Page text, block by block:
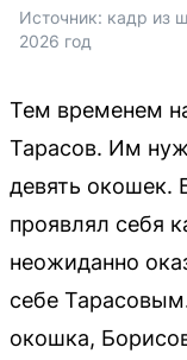
Источник: кадр из
2026 год
Тем временем
Тарасов. Им
девять окошек.
проявлял себя
неожиданно
себе
окошка,